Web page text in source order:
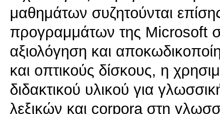
μαθημάτων συζητούνται
προγραμμάτων της Microsoft
αξιολόγηση και
και οπτικούς δίσκους, η
διδακτικού υλικού για
λεξικών και corpora στη